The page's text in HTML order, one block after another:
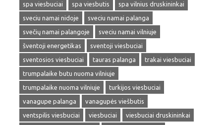
spa viesbuciai
spa viesbutis
spa vilnius druskininkai
sveciu namai nidoje
sveciu namai palanga
svečių namai palangoje
sveciu namai vilniuje
šventoji energetikas
sventoji viesbuciai
sventosios viesbuciai
tauras palanga
trakai viesbuciai
trumpalaike butu nuoma vilniuje
trumpalaike nuoma vilniuje
turkijos viesbuciai
vanagupe palanga
vanagupės viešbutis
ventspilis viesbuciai
viesbuciai
viesbuciai druskininkai